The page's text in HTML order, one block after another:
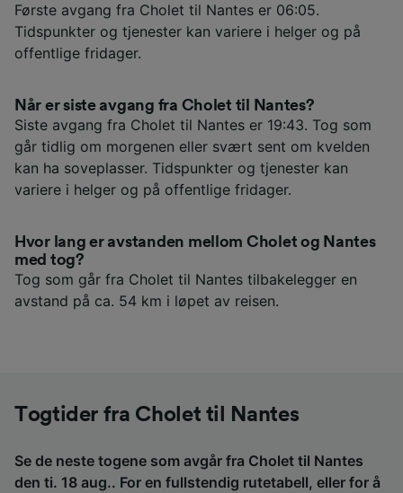
Første avgang fra Cholet til Nantes er 06:05.
Tidspunkter og tjenester kan variere i helger og på
offentlige fridager.
Når er siste avgang fra Cholet til Nantes?
Siste avgang fra Cholet til Nantes er 19:43. Tog som
går tidlig om morgenen eller svært sent om kvelden
kan ha soveplasser. Tidspunkter og tjenester kan
variere i helger og på offentlige fridager.
Hvor lang er avstanden mellom Cholet og Nantes
med tog?
Tog som går fra Cholet til Nantes tilbakelegger en
avstand på ca. 54 km i løpet av reisen.
Togtider fra Cholet til Nantes
Se de neste togene som avgår fra Cholet til Nantes
den ti. 18 aug.. For en fullstendig rutetabell, eller for å